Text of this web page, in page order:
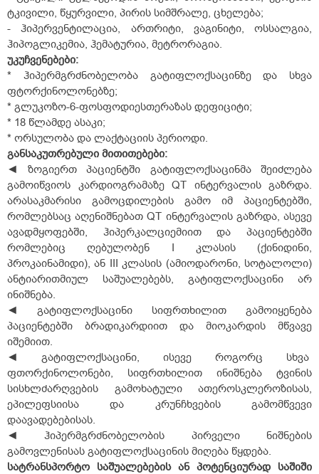
ტკივილი, წყურვილი, პირის სიმშრალე, ცხელება;
- ჰიპერვენტილაცია, ართრიტი, ვაგინიტი, ოსსალგია,
ჰიპოგლიკემია, ჰემატურია, მეტრორაგია.
უკუჩვენებები:
* ჰიპერმგრძნობელობა გატიფლოქსაცინზე და სხვა
ფტორქინოლონებზე;
* გლუკოზო-6-ფოსფოდიესთერაზას დეფიციტი;
* 18 წლამდე ასაკი;
* ორსულობა და ლაქტაციის პერიოდი.
განსაკუთრებული მითითებები:
◄ ზოგიერთ პაციენტში გატიფლოქსაცინმა შეიძლება
გამოიწვიოს კარდიოგრამაზე QT ინტერვალის გაზრდა.
არასაკმარისი გამოცდილების გამო იმ პაციენტებში,
რომლებსაც აღენიშნებათ QT ინტერვალის გაზრდა, ასევე
ავადმყოფებში, ჰიპერკალციემიით და პაციენტებში
რომლებიც ღებულობენ I კლასის (ქინიდინი,
პროკაინამიდი), ან III კლასის (ამიოდარონი, სოტალოლი)
ანტიარითმიულ საშუალებებს, გატიფლოქსაცინი არ
ინიშნება.
◄ გატიფლოქსაცინი სიფრთხილით გამოიყენება
პაციენტებში ბრადიკარდიით და მიოკარდის მწვავე
იშემიით.
◄ გატიფლოქსაცინი, ისევე როგორც სხვა
ფთორქინოლონები, სიფრთხილით ინიშნება ტვინის
სისხლძარღვების გამოხატული ათეროსკლეროზისას,
ეპილეფსიისა და კრუნჩხვების გამომწვევი
დაავადებებისას.
◄ ჰიპერმგრძნობელობის პირველი ნიშნების
გამოვლენისას გატიფლოქსაცინის მიღება წყდება.
სატრანსპორტო საშუალებების ან პოტენციურად საშიში